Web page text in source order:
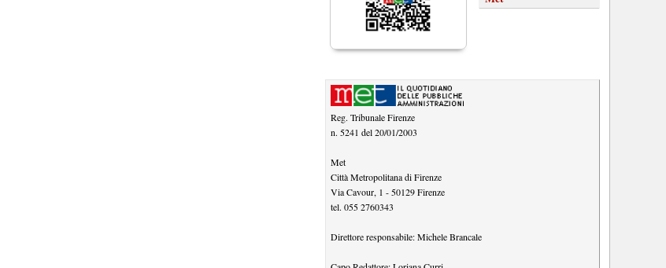
Reg. Tribunale Firenze
n. 5241 del 20/01/2003
Met
Città Metropolitana di Firenze
Via Cavour, 1 - 50129 Firenze
tel. 055 2760343
Direttore responsabile:Michele Brancale